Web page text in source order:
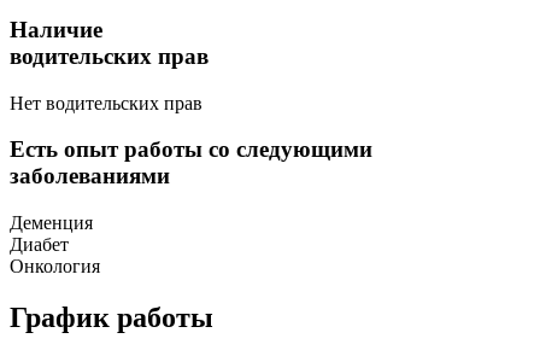
Наличие
водительских прав
Нет водительских прав
Есть опыт работы со следующими
заболеваниями
Деменция
Диабет
Онкология
График работы